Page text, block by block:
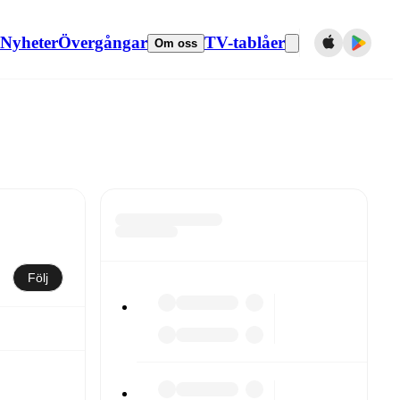
NyheterÖvergångar Om oss TV-tablåer
Följ